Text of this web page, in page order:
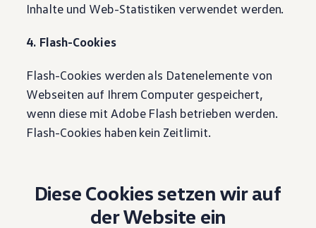
Inhalte und Web-Statistiken verwendet werden.
4. Flash-Cookies
Flash-Cookies werden als Datenelemente von
Webseiten auf Ihrem Computer gespeichert,
wenn diese mit Adobe Flash betrieben werden.
Flash-Cookies haben kein Zeitlimit.
Diese Cookies setzen wir auf
der Website ein